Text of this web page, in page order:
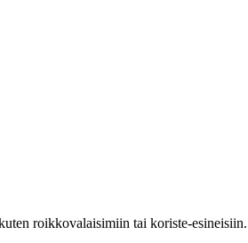
roikkovalaisimiin tai koriste-esineisiin.